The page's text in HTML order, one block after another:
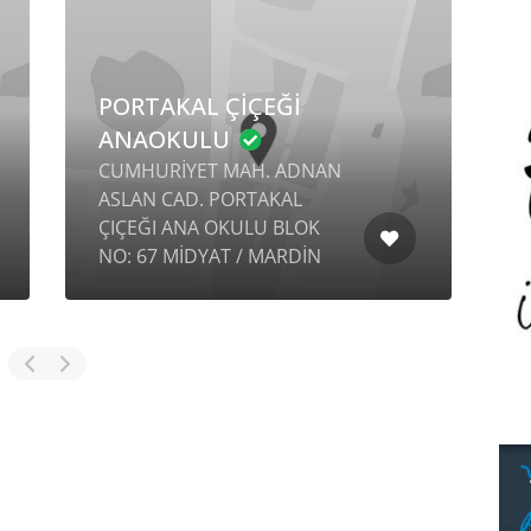
PORTAKAL ÇİÇEĞİ
ANAOKULU
CUMHURİYET MAH. ADNAN
ASLAN CAD. PORTAKAL
ÇIÇEĞI ANA OKULU BLOK
NO: 67 MİDYAT / MARDİN